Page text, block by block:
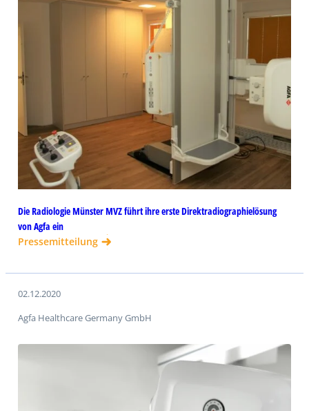
Die Radiologie Münster MVZ führt ihre erste Direktradiographielösung
von Agfa ein
Pressemitteilung
02.12.2020
Agfa Healthcare Germany GmbH